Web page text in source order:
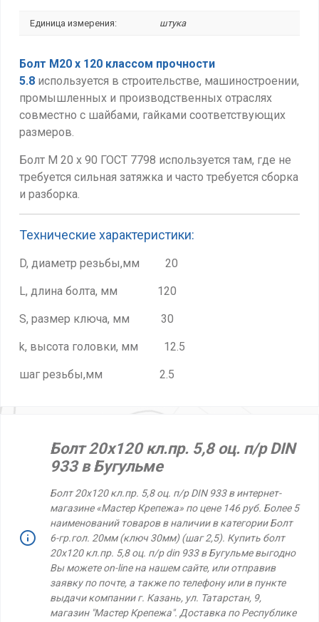
Единица измерения: штука
Болт М20 х 120 классом прочности
5.8 используется в строительстве, машиностроении,
промышленных и производственных отраслях
совместно с шайбами, гайками соответствующих
размеров.
Болт М 20 х 90 ГОСТ 7798 используется там, где не
требуется сильная затяжка и часто требуется сборка
и разборка.
Технические характеристики:
D, диаметр резьбы,мм 20
L, длина болта, мм 120
S, размер ключа, мм 30
k, высота головки, мм 12.5
шаг резьбы,мм 2.5
Болт 20х120 кл.пр. 5,8 оц. п/р DIN
933 в Бугульме
Болт 20х120 кл.пр. 5,8 оц. п/р DIN 933 в интернет-
магазине «Мастер Крепежа» по цене 146 руб. Более 5
наименований товаров в наличии в категории Болт
6-гр.гол. 20мм (ключ 30мм) (шаг 2,5). Купить болт
20х120 кл.пр. 5,8 оц. п/р din 933 в Бугульме выгодно
Вы можете on-line на нашем сайте, или отправив
заявку по почте, а также по телефону или в пункте
выдачи компании г. Казань, ул. Татарстан, 9,
магазин "Мастер Крепежа". Доставка по Республике